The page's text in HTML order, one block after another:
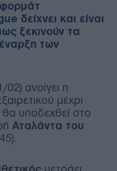
φορμάτ
δείχνει και είναι
ξεκινούν τα
των
02) ανοίγει η
μέχρι
υποδεχθεί στο
Αταλάντα του